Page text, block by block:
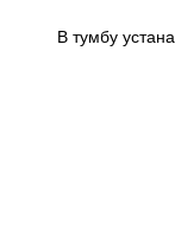
В тумбу